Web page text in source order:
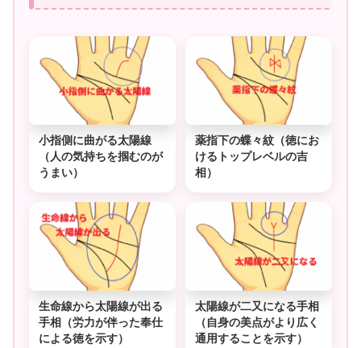
小指側に曲がる太陽線
（人の気持ちを掴むのが
うまい）
薬指下の蝶々紋（徳にお
けるトップレベルの吉
相）
生命線から太陽線が出る
手相（労力が伴った奉仕
による徳を示す）
太陽線が二又になる手相
（自身の美点がより広く
通用することを示す）